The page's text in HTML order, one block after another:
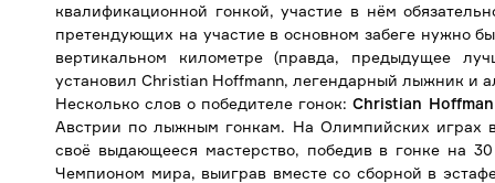
квалификационной гонкой, участие в нём
претендующих на участие в основном забеге нужно
вертикальном километре (правда, предыдущее
установил Christian Hoffmann, легендарный лыжник и
Несколько слов о победителе гонок:Christian
Австрии по лыжным гонкам. На Олимпийских играх
своё выдающееся мастерство, победив в гонке на
Чемпионом мира, выиграв вместе со сборной в